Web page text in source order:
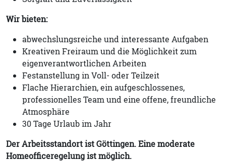
Wir bieten:
abwechslungsreiche und interessante Aufgaben
Kreativen Freiraum und die Möglichkeit zum
eigenverantwortlichen Arbeiten
Festanstellung in Voll- oder Teilzeit
Flache Hierarchien, ein aufgeschlossenes,
professionelles Team und eine offene, freundliche
Atmosphäre
30 Tage Urlaub im Jahr
Der Arbeitsstandort ist Göttingen. Eine moderate
Homeofficeregelung ist möglich.